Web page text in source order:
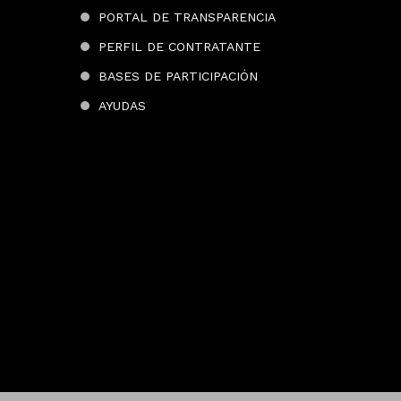
PORTAL DE TRANSPARENCIA
PERFIL DE CONTRATANTE
BASES DE PARTICIPACIÓN
AYUDAS